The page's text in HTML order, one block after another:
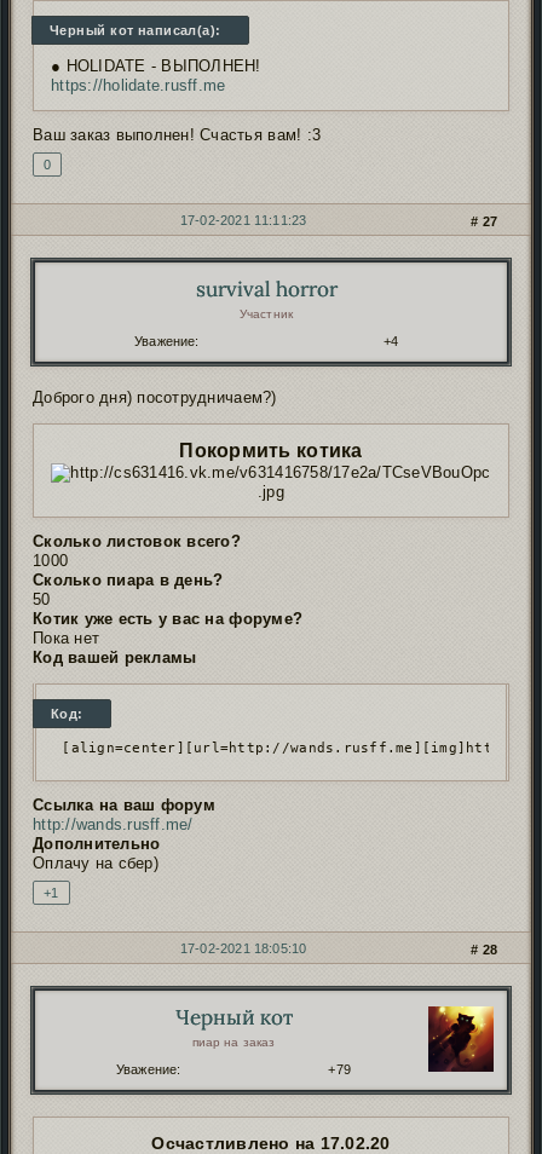
Черный кот написал(а):
● HOLIDATE - ВЫПОЛНЕН!
https://holidate.rusff.me
Ваш заказ выполнен! Счастья вам! :3
0
27
17-02-2021 11:11:23
survival horrоr
Участник
Уважение: +4
Доброго дня) посотрудничаем?)
Покормить котика
Сколько листовок всего?
1000
Сколько пиара в день?
50
Котик уже есть у вас на форуме?
Пока нет
Код вашей рекламы
Код:
[align=center][url=http://wands.rusff.me][img]https://
Ссылка на ваш форум
http://wands.rusff.me/
Дополнительно
Оплачу на сбер)
+1
28
17-02-2021 18:05:10
Черный кот
пиар на заказ
Уважение: +79
Осчастливлено на 17.02.20